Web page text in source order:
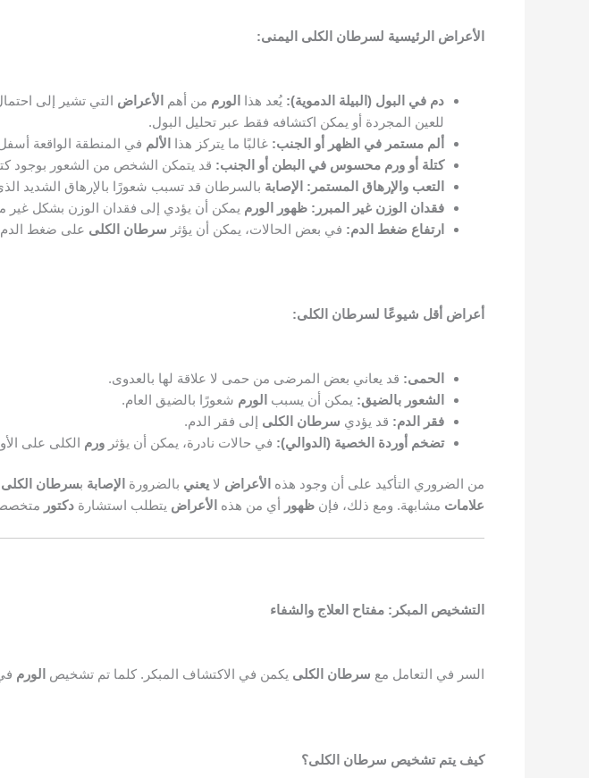
الأعراض الرئيسية لسرطان الكلى اليمنى:
دم في البول (البيلة الدموية): يُعد هذا الورم من أهم الأعراض التي تشير إلى
للعين المجردة أو يمكن اكتشافه فقط عبر تحليل البول.
ألم مستمر في الظهر أو الجنب: غالبًا ما يتركز هذا الألم في المنطقة الواقعة
كتلة أو ورم محسوس في البطن أو الجنب: قد يتمكن الشخص من الشعور بوجود
التعب والإرهاق المستمر: الإصابة بالسرطان قد تسبب شعورًا بالإرهاق الشديد
فقدان الوزن غير المبرر: ظهور الورم يمكن أن يؤدي إلى فقدان الوزن بشكل غير
ارتفاع ضغط الدم: في بعض الحالات، يمكن أن يؤثر سرطان الكلى على ضغط
أعراض أقل شيوعًا لسرطان الكلى:
الحمى: قد يعاني بعض المرضى من حمى لا علاقة لها بالعدوى.
الشعور بالضيق: يمكن أن يسبب الورم شعورًا بالضيق العام.
فقر الدم: قد يؤدي سرطان الكلى إلى فقر الدم.
تضخم أوردة الخصية (الدوالي): في حالات نادرة، يمكن أن يؤثر ورم الكلى على
من الضروري التأكيد على أن وجود هذه الأعراض لا يعني بالضرورة الإصابة بسرطان الكلى
علامات مشابهة. ومع ذلك، فإن ظهور أي من هذه الأعراض يتطلب استشارة دكتور متخصص
التشخيص المبكر: مفتاح العلاج والشفاء
السر في التعامل مع سرطان الكلى يكمن في الاكتشاف المبكر. كلما تم تشخيص الورم
كيف يتم تشخيص سرطان الكلى؟